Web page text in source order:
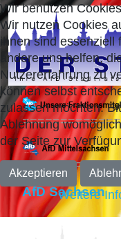
AfD Sachsen
Wir benutzen Cookies
Wir nutzen Cookies
ihnen sind essenziell
andere uns helfen,
Nutzererfahrung zu
können selbst
zulassen möchten.
Ablehnung
der Seite zur
Akzeptieren
Weitere